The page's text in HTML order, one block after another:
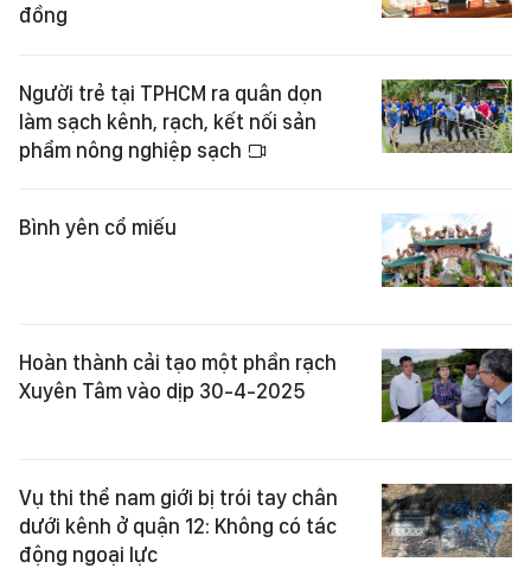
đồng
Người trẻ tại TPHCM ra quân dọn
làm sạch kênh, rạch, kết nối sản
phẩm nông nghiệp sạch
Bình yên cổ miếu
Hoàn thành cải tạo một phần rạch
Xuyên Tâm vào dịp 30-4-2025
Vụ thi thể nam giới bị trói tay chân
dưới kênh ở quận 12: Không có tác
động ngoại lực